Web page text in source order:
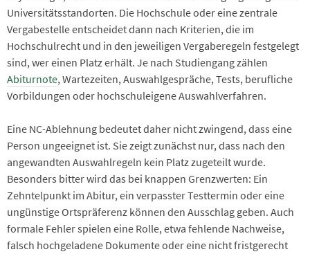
Universitätsstandorten. Die Hochschule oder eine zentrale
Vergabestelle entscheidet dann nach Kriterien, die im
Hochschulrecht und in den jeweiligen Vergaberegeln festgelegt
sind, wer einen Platz erhält. Je nach Studiengang zählen
Abiturnote, Wartezeiten, Auswahlgespräche, Tests, berufliche
Vorbildungen oder hochschuleigene Auswahlverfahren.
Eine NC-Ablehnung bedeutet daher nicht zwingend, dass eine
Person ungeeignet ist. Sie zeigt zunächst nur, dass nach den
angewandten Auswahlregeln kein Platz zugeteilt wurde.
Besonders bitter wird das bei knappen Grenzwerten: Ein
Zehntelpunkt im Abitur, ein verpasster Testtermin oder eine
ungünstige Ortspräferenz können den Ausschlag geben. Auch
formale Fehler spielen eine Rolle, etwa fehlende Nachweise,
falsch hochgeladene Dokumente oder eine nicht fristgerecht